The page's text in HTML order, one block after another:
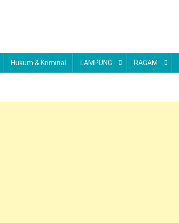
Hukum & Kriminal LAMPUNG RAGAM